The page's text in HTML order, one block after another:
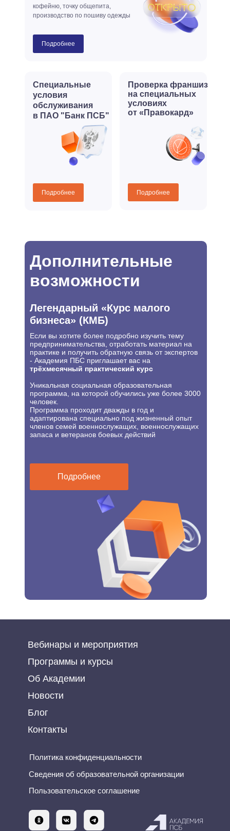
кофейню, точку общепита,
производство по пошиву одежды
Специальные
условия
обслуживания
в ПАО "Банк ПСБ"
Проверка франшиз
на специальных
условиях
от «Правокард»
Подробнее
Подробнее
Подробнее
Дополнительные
возможности
Легендарный «Курс малого
бизнеса»(КМБ)
Если вы хотите более подробно изучить тему
предпринимательства, отработать материал на
практике и получить обратную связь от экспертов
- Академия ПБС приглашает вас на
трёхмесячный практический курс
Уникальная социальная образовательная
программа, на которой обучились уже более 3000
человек.
Программа проходит дважды в год и
адаптирована специально под жизненный опыт
членов семей военнослужащих, военнослужащих
запаса и ветеранов боевых действий
Подробнее
Вебинары и мероприятия
Программы и курсы
Об Академии
Новости
Блог
Контакты
Политика конфиденциальности
Пользовательское соглашение
Сведения об образовательной организации